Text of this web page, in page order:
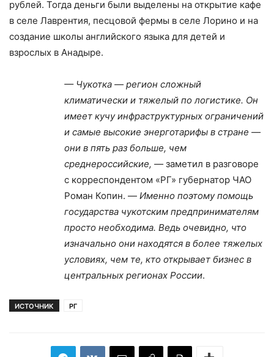
рублей. Тогда деньги были выделены на открытие кафе
в селе Лаврентия, песцовой фермы в селе Лорино и на
создание школы английского языка для детей и
взрослых в Анадыре.
— Чукотка — регион сложный
климатически и тяжелый по логистике. Он
имеет кучу инфраструктурных ограничений
и самые высокие энерготарифы в стране —
они в пять раз больше, чем
среднероссийские, — заметил в разговоре
с корреспондентом «РГ» губернатор ЧАО
Роман Копин. — Именно поэтому помощь
государства чукотским предпринимателям
просто необходима. Ведь очевидно, что
изначально они находятся в более тяжелых
условиях, чем те, кто открывает бизнес в
центральных регионах России.
ИСТОЧНИК РГ